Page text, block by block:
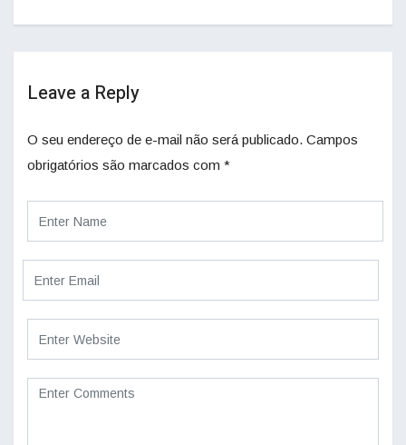
Leave a Reply
O seu endereço de e-mail não será publicado. Campos
obrigatórios são marcados com *